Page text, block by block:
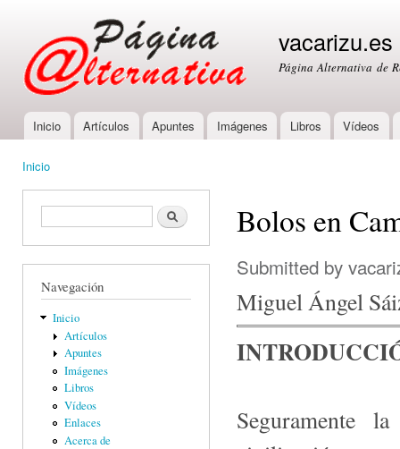
vacarizu.es
Página Alternativa de
Main menu
Inicio Artículos Apuntes Imágenes Libros Vídeos
Inicio
Formulario de búsquedaBuscar
Navegación
Inicio
Artículos
Apuntes
Imágenes
Libros
Vídeos
Enlaces
Acerca de
Bolos en
Submitted by
Miguel Ángel
Seguramente